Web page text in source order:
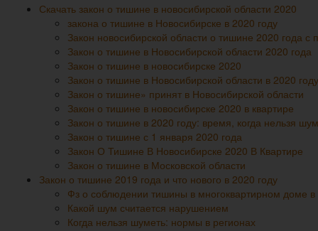
Скачать закон о тишине в новосибирской области 2020
закона о тишине в Новосибирске в 2020 году
Закон новосибирской области о тишине 2020 года с
Закон о тишине в Новосибирской области 2020 года
Закон о тишине в новосибирске 2020
Закон о тишине в Новосибирской области в 2020
Закон о тишине» принят в Новосибирской области
Закон о тишине в новосибирске 2020 в квартире
Закон о тишине в 2020 году: время, когда нельзя
Закон о тишине с 1 января 2020 года
Закон О Тишине В Новосибирске 2020 В Квартире
Закон о тишине в Московской области
Закон о тишине 2019 года и что нового в 2020 году
Фз о соблюдении тишины в многоквартирном доме
Какой шум считается нарушением
Когда нельзя шуметь: нормы в регионах